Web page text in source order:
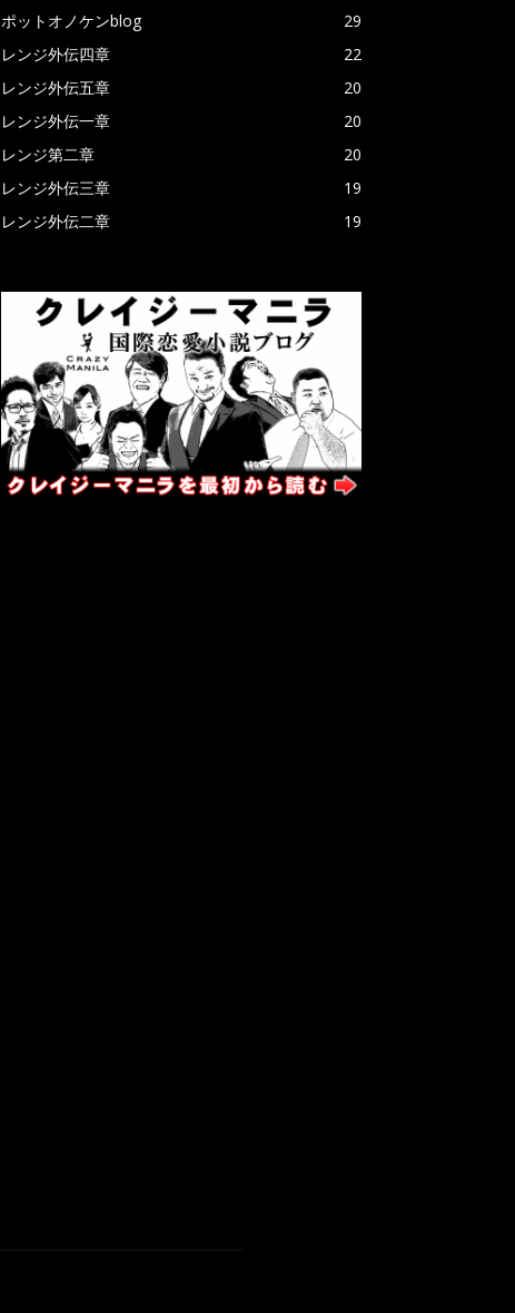
ポットオノケンblog
29
レンジ外伝四章
22
レンジ外伝五章
20
レンジ外伝一章
20
レンジ第二章
20
レンジ外伝三章
19
レンジ外伝二章
19